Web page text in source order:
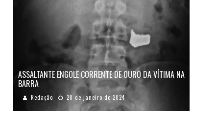
ASSALTANTE ENGOLE CORRENTE DE OURO DA VÍTIMA NA
BARRA
Redação 20 de janeiro de 2024